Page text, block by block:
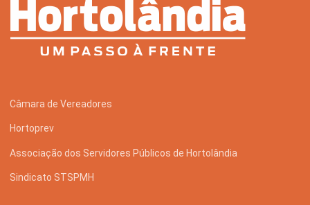
Câmara de Vereadores
Hortoprev
Associação dos Servidores Públicos de Hortolândia
Sindicato STSPMH